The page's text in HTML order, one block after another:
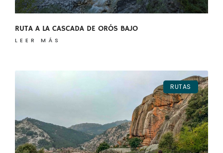
RUTA A LA CASCADA DE ORÓS BAJO
LEER MÁS
RUTAS